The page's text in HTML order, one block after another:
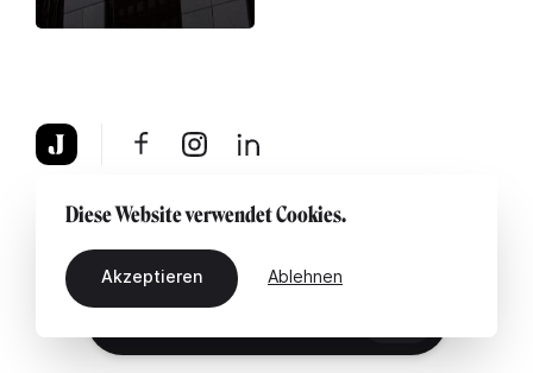
Über uns Rechtshinweis Kontaktiere uns
Diese Website verwendet Cookies.
Akzeptieren Ablehnen